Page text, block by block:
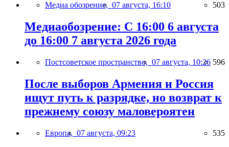
Медиа обозрение, 07 августа, 16:10 503
Медиаобозрение: С 16:00 6 августа
до 16:00 7 августа 2026 года
Постсоветское пространство, 07 августа, 10:26 596
После выборов Армения и Россия
ищут путь к разрядке, но возврат к
прежнему союзу маловероятен
Европа, 07 августа, 09:23 535